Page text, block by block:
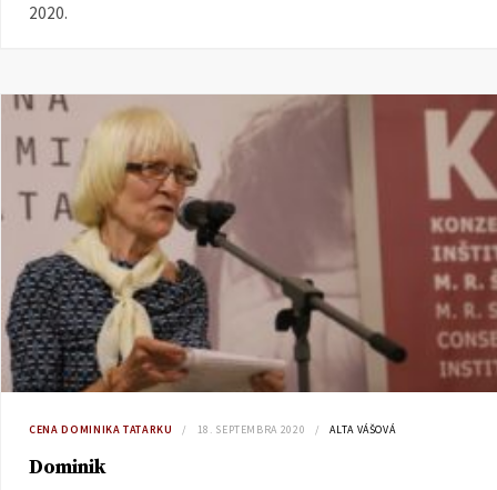
2020.
CENA DOMINIKA TATARKU 18. SEPTEMBRA 2020 ALTA VÁŠOVÁ
Dominik